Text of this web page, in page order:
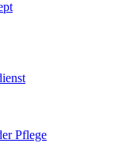
Pflege